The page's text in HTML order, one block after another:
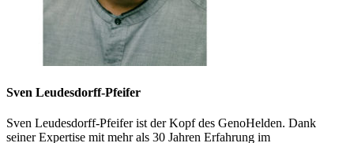
Sven Leudesdorff-Pfeifer
Sven Leudesdorff-Pfeifer ist der Kopf des GenoHelden. Dank
seiner Expertise mit mehr als 30 Jahren Erfahrung im